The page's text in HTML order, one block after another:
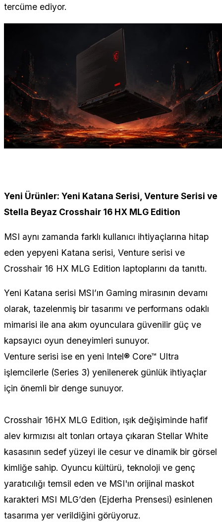
tercüme ediyor.
Yeni Ürünler: Yeni Katana Serisi, Venture Serisi ve
Stella Beyaz Crosshair 16 HX MLG Edition
MSI aynı zamanda farklı kullanıcı ihtiyaçlarına hitap
eden yepyeni Katana serisi, Venture serisi ve
Crosshair 16 HX MLG Edition laptoplarını da tanıttı.
Yeni Katana serisi MSI’ın Gaming mirasının devamı
olarak, tazelenmiş bir tasarımı ve performans odaklı
mimarisi ile ana akım oyunculara güvenilir güç ve
kapsayıcı oyun deneyimleri sunuyor.
Venture serisi ise en yeni Intel® Core™ Ultra
işlemcilerle (Series 3) yenilenerek günlük ihtiyaçlar
için önemli bir denge sunuyor.
Crosshair 16HX MLG Edition, ışık değişiminde hafif
alev kırmızısı alt tonları ortaya çıkaran Stellar White
kasasının sedef yüzeyi ile cesur ve dinamik bir görsel
kimliğe sahip. Oyuncu kültürü, teknoloji ve genç
yaratıcılığı temsil eden ve MSI'ın orijinal maskot
karakteri MSI MLG’den (Ejderha Prensesi) esinlenen
tasarıma yer verildiğini görüyoruz.